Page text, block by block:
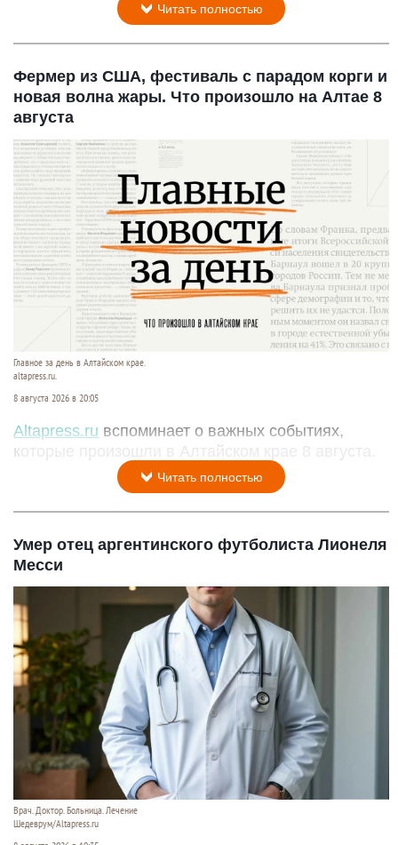
Читать полностью
Фермер из США, фестиваль с парадом корги и
новая волна жары. Что произошло на Алтае 8
августа
Главное за день в Алтайском крае.
altapress.ru.
8 августа 2026 в 20:05
Altapress.ru вспоминает о важных событиях,
которые произошли в Алтайском крае 8 августа.
Читать полностью
Умер отец аргентинского футболиста Лионеля
Месси
Врач. Доктор. Больница. Лечение
Шедеврум/Altapress.ru